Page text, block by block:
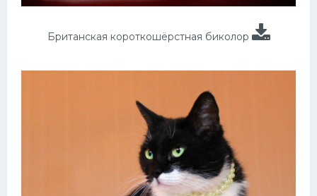
Британская короткошёрстная биколор